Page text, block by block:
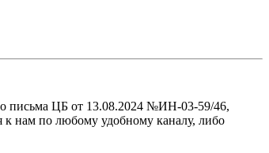
письма ЦБ от 13.08.2024 №ИН-03-59/46,
нам по любому удобному каналу, либо